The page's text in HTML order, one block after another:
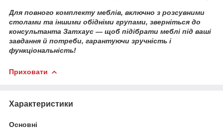
Для повного комплекту меблів, включно з розсувними
столами та іншими обідніми групами, зверніться до
консультанта Затхаус — щоб підібрати меблі під ваші
завдання й потреби, гарантуючи зручність і
функціональність!
Приховати
Характеристики
Основні